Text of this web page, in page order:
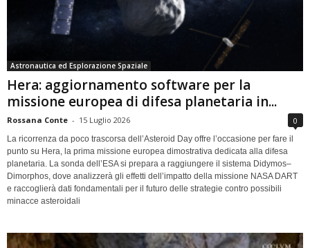
Astronautica ed Esplorazione Spaziale
Hera: aggiornamento software per la
missione europea di difesa planetaria in...
Rossana Conte - 15 Luglio 2026 0
La ricorrenza da poco trascorsa dell’Asteroid Day offre l’occasione per fare il
punto su Hera, la prima missione europea dimostrativa dedicata alla difesa
planetaria. La sonda dell’ESA si prepara a raggiungere il sistema Didymos–
Dimorphos, dove analizzerà gli effetti dell’impatto della missione NASA DART
e raccoglierà dati fondamentali per il futuro delle strategie contro possibili
minacce asteroidali